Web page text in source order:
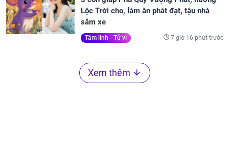
Lộc Trời cho, làm ăn phát đạt, tậu nhà
sắm xe
Tâm linh - Tử vi 7 giờ 16 phút trước
Xem thêm